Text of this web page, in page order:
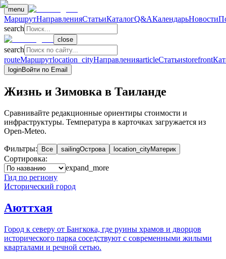
menu
МаршрутНаправленияСтатьиКаталогQ&AКалендарьНовости
search
close
search
routeМаршрутlocation_cityНаправленияarticleСтатьиstorefront
loginВойти по Email
Жизнь и Зимовка в Таиланде
Сравнивайте редакционные ориентиры стоимости и
инфраструктуры. Температура в карточках загружается из
Open-Meteo.
Фильтры: Все sailingОстрова location_cityМатерик
Сортировка:
expand_more
Гид по региону
Исторический город
Аюттхая
Город к северу от Бангкока, где руины храмов и дворцов
исторического парка соседствуют с современными жилыми
кварталами и речной сетью.